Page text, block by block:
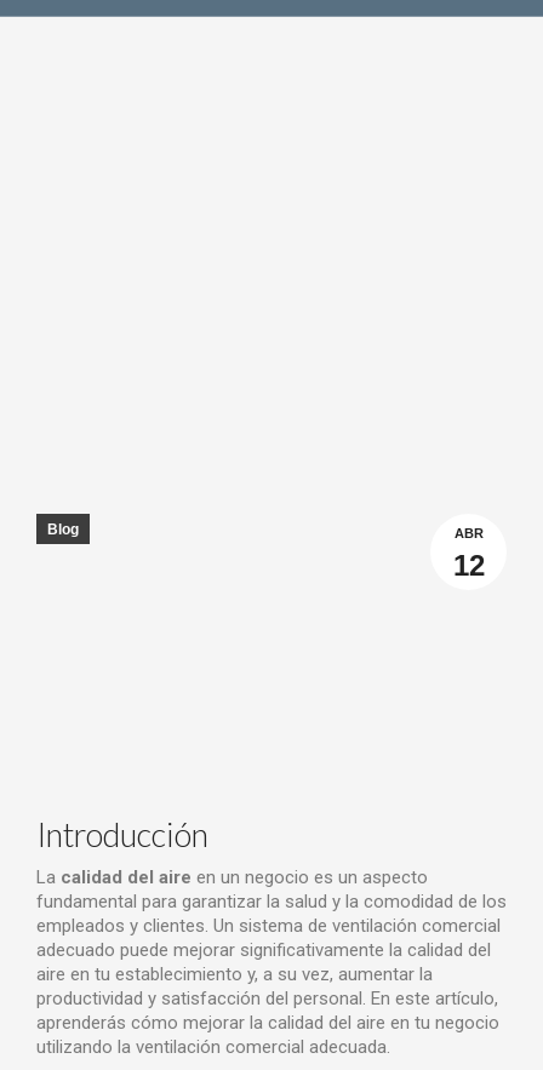
ABR
12
Blog
Introducción
La calidad del aire en un negocio es un aspecto
fundamental para garantizar la salud y la comodidad de los
empleados y clientes. Un sistema de ventilación comercial
adecuado puede mejorar significativamente la calidad del
aire en tu establecimiento y, a su vez, aumentar la
productividad y satisfacción del personal. En este artículo,
aprenderás cómo mejorar la calidad del aire en tu negocio
utilizando la ventilación comercial adecuada.